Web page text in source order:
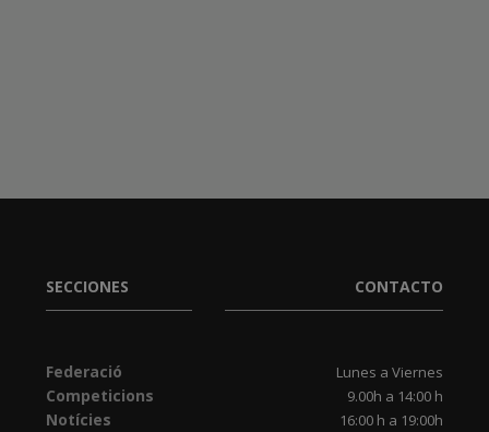
SECCIONES
Federació
Competicions
Notícies
CONTACTO
Lunes a Viernes
9.00h a 14:00 h
16:00 h a 19:00h